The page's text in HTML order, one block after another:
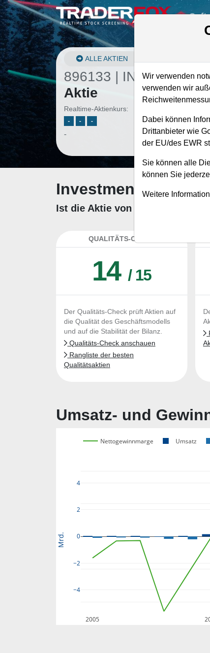
ALLE AKTIEN
896133 | INCY–
Aktie
Realtime-Aktienkurs:
- - -
-
Investment-Check:
Ist die Aktie von Incyte zum
QUALITÄTS-CHECK
14/ 15
Der Qualitäts-Check prüft Aktien auf
die Qualität des Geschäftsmodells
und auf die Stabilität der Bilanz.
Qualitäts-Check anschauen
Rangliste der besten
Qualitätsaktien
Umsatz- und
2005
−4
−2
0
2
4
Nettogewinnmarge Umsatz
Mrd.
Wir verwenden
verwenden wir
Dabei können
Drittanbieter wie
der EU/des EWR
Sie können alle
können Sie
Weitere